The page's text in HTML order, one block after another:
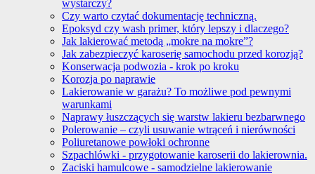
wystarczy?
Czy warto czytać dokumentację techniczną.
Epoksyd czy wash primer, który lepszy i dlaczego?
Jak lakierować metodą „mokre na mokre”?
Jak zabezpieczyć karoserię samochodu przed korozją?
Konserwacja podwozia - krok po kroku
Korozja po naprawie
Lakierowanie w garażu? To możliwe pod pewnymi
warunkami
Naprawy łuszczących się warstw lakieru bezbarwnego
Polerowanie – czyli usuwanie wtrąceń i nierówności
Poliuretanowe powłoki ochronne
Szpachlówki - przygotowanie karoserii do lakierownia.
Zaciski hamulcowe - samodzielne lakierowanie